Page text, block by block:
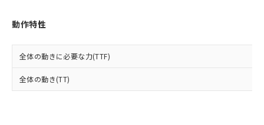
動作特性
全体の動きに必要な力(TTF)
全体の動き(TT)
および当社の共同利用者が、当社の製
品・サービスに関するお客様との取
をご了承ください。
※当社の共同利用者とは、"個人情報
下記の非含有証明書をダウンロードするこ
とができます。
EU RoHS指令（10物質）の非含有証明書